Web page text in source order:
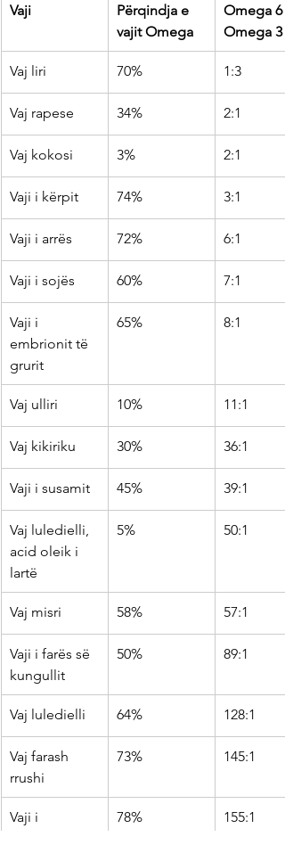
Vaji
Përqindja e
vajit Omega
Omega 6 :
Omega 3
Vaj liri 70% 1:3
Vaj rapese 34% 2:1
Vaj kokosi 3% 2:1
Vaji i kërpit 74% 3:1
Vaji i arrës 72% 6:1
Vaji i sojës 60% 7:1
Vaji i
embrionit të
grurit
65% 8:1
Vaj ulliri 10% 11:1
Vaj kikiriku 30% 36:1
Vaji i susamit 45% 39:1
Vaj luledielli,
acid oleik i
lartë
5% 50:1
Vaj misri 58% 57:1
Vaji i farës së
kungullit
50% 89:1
Vaj luledielli 64% 128:1
Vaj farash
rrushi
73% 145:1
Vaji i
78% 155:1